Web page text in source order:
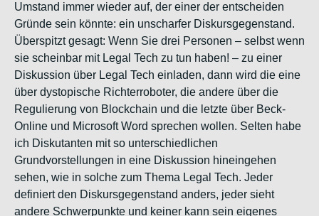
Umstand immer wieder auf, der einer der entscheiden
Gründe sein könnte: ein unscharfer Diskursgegenstand.
Überspitzt gesagt: Wenn Sie drei Personen – selbst wenn
sie scheinbar mit Legal Tech zu tun haben! – zu einer
Diskussion über Legal Tech einladen, dann wird die eine
über dystopische Richterroboter, die andere über die
Regulierung von Blockchain und die letzte über Beck-
Online und Microsoft Word sprechen wollen. Selten habe
ich Diskutanten mit so unterschiedlichen
Grundvorstellungen in eine Diskussion hineingehen
sehen, wie in solche zum Thema Legal Tech. Jeder
definiert den Diskursgegenstand anders, jeder sieht
andere Schwerpunkte und keiner kann sein eigenes